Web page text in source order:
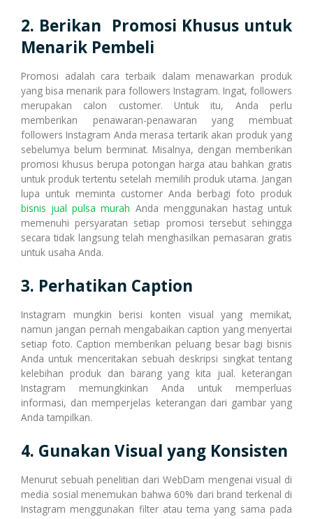
2. Berikan Promosi Khusus untuk
Menarik Pembeli
Promosi adalah cara terbaik dalam menawarkan produk
yang bisa menarik para followers Instagram. Ingat, followers
merupakan calon customer. Untuk itu, Anda perlu
memberikan penawaran-penawaran yang membuat
followers Instagram Anda merasa tertarik akan produk yang
sebelumya belum berminat. Misalnya, dengan memberikan
promosi khusus berupa potongan harga atau bahkan gratis
untuk produk tertentu setelah memilih produk utama. Jangan
lupa untuk meminta customer Anda berbagi foto produk
bisnis jual pulsa murah Anda menggunakan hastag untuk
memenuhi persyaratan setiap promosi tersebut sehingga
secara tidak langsung telah menghasilkan pemasaran gratis
untuk usaha Anda.
3. Perhatikan Caption
Instagram mungkin berisi konten visual yang memikat,
namun jangan pernah mengabaikan caption yang menyertai
setiap foto. Caption memberikan peluang besar bagi bisnis
Anda untuk menceritakan sebuah deskripsi singkat tentang
kelebihan produk dan barang yang kita jual. keterangan
Instagram memungkinkan Anda untuk memperluas
informasi, dan memperjelas keterangan dari gambar yang
Anda tampilkan.
4. Gunakan Visual yang Konsisten
Menurut sebuah penelitian dari WebDam mengenai visual di
media sosial menemukan bahwa 60% dari brand terkenal di
Instagram menggunakan filter atau tema yang sama pada